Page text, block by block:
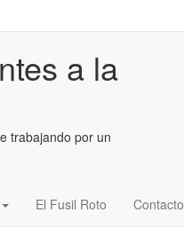
a la
trabajando por un
El Fusil Roto Contacto